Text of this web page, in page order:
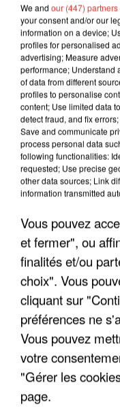
We and our (447) partners
your consent and/or our
information on a device;
profiles for personalised
advertising; Measure
performance; Understand
of data from different
profiles to personalise
content; Use limited data
detect fraud, and fix
Save and communicate
process personal data
following functionalities:
requested; Use precise
other data sources; Link
information transmitted
Vous pouvez
et fermer", ou
finalités et/ou
choix". Vous
cliquant sur
préférences ne
Vous pouvez
votre
"Gérer les
page.